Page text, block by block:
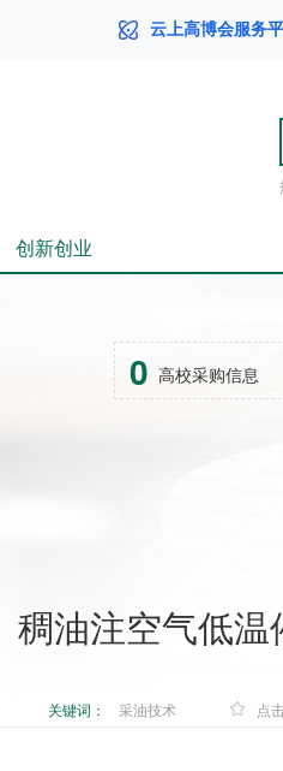
云上高博会服务
创新创业
0 高校采购信息
稠油注空气低
关键词： 采油技术 点